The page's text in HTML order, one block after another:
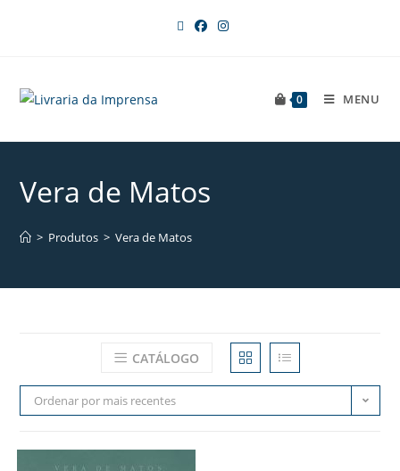
0 MENU
Vera de Matos
> Produtos > Vera de Matos
CATÁLOGO
Ordenar por mais recentes